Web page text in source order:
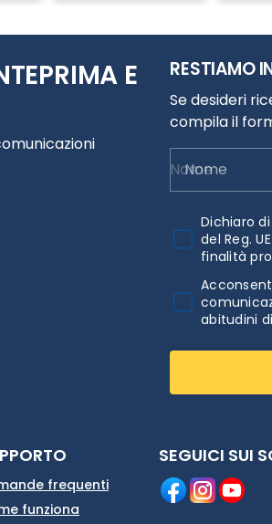
E
RESTIAMO
Se desideri
compila il
Nome
Dichiaro
del Reg.
finalità
abitudini
frequenti
funziona
SEGUICI SUI